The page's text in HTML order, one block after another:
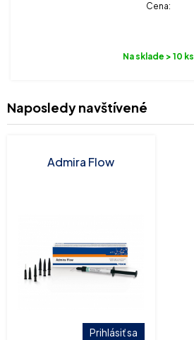
Cena:
Na sklade > 10 ks
Naposledy navštívené
Admira Flow
Prihlásiť sa